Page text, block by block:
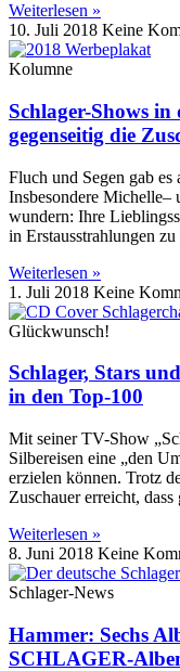
Weiterlesen »
10. Juli 2018 Keine
Kolumne
Schlager-Shows
gegenseitig die
Fluch und Segen gab
Insbesondere Michelle–
wundern: Ihre
in Erstausstrahlungen
Weiterlesen »
1. Juli 2018 Keine
Glückwunsch!
Schlager, Stars
in den Top-100
Mit seiner TV-Show
Silbereisen eine „den
erzielen können. Trotz
Zuschauer erreicht,
Weiterlesen »
8. Juni 2018 Keine
Schlager-News
Hammer: Sechs
SCHLAGER-